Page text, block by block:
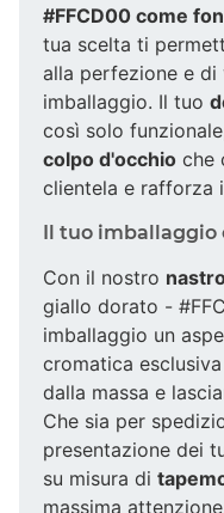
#FFCD00 come
tua scelta ti
alla perfezione e
imballaggio. Il tuo
così solo
colpo d'occhio che
clientela e rafforza
Il tuo imballaggio
Con il nostro
giallo dorato -
imballaggio un
cromatica
dalla massa e
Che sia per
presentazione dei
su misura di
massima